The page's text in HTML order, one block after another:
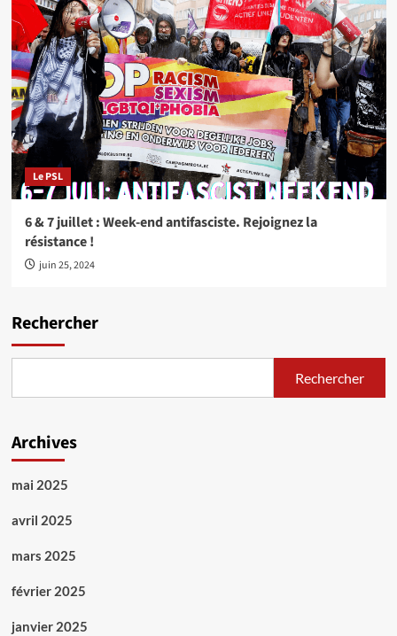
Le PSL
6 & 7 juillet : Week-end antifasciste. Rejoignez la
résistance !
juin 25, 2024
Rechercher
Rechercher
Archives
mai 2025
avril 2025
mars 2025
février 2025
janvier 2025